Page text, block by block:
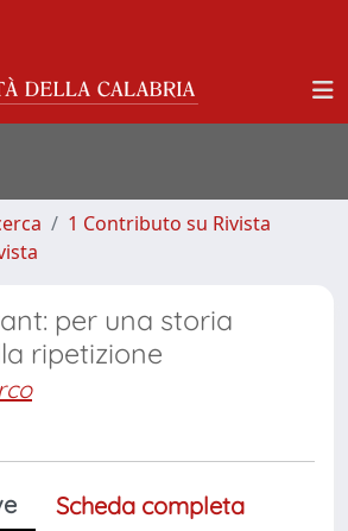
1 Contributo su Rivista
per una storia
ripetizione
Scheda completa